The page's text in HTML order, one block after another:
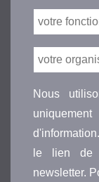
Nous
le lien de
newsletter.